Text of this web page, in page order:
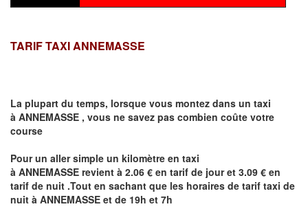
TARIF TAXI ANNEMASSE
La plupart du temps, lorsque vous montez dans un taxi
à ANNEMASSE , vous ne savez pas combien coûte votre
course
Pour un aller simple un kilomètre en taxi
à ANNEMASSE revient à 2.06 € en tarif de jour et 3.09 € en
tarif de nuit .Tout en sachant que les horaires de tarif taxi de
nuit à ANNEMASSE et de 19h et 7h